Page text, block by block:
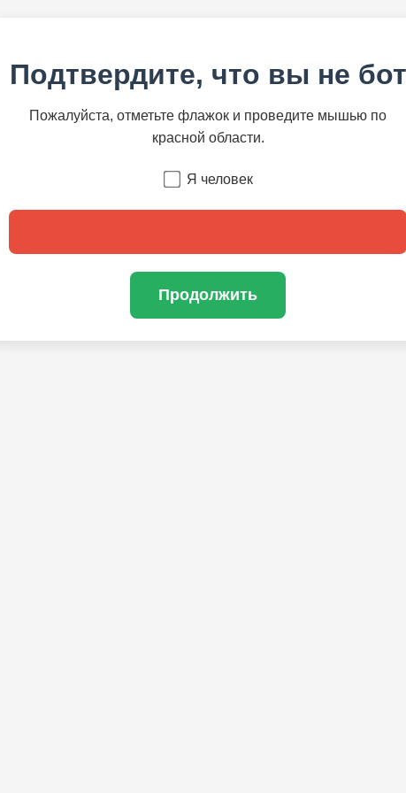
Подтвердите, что вы не бот
Пожалуйста, отметьте флажок и проведите мышью по
красной области.
Я человек
Продолжить